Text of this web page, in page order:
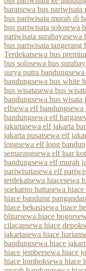
baratsewa bus pariwisata
bus pariwisata murah di
bus pariwisata solosewa
pariwisata surabayasewa
bus pariwisata tangerang
Terdekatsewa bus
bus solosewa bus
surya putra bandung
bandungsewa bus white
bus wisatasewa bus
bandungsewa bus wisata
elfsewa elf bandungsewa
bandungsewa elf harga
jakartasewa elf jakarta
jakarta pusatsewa elf
longsewa elf long
semarangsewa elf luar
bandungsewa elf murah
pariwisatasewa elf
terdekatsewa hiacesewa
soekarno hattasewa
hiace bandung
hiace bekasisewa hiace
blitarsewa hiace bogor
cilacapsewa hiace depok
jakartasewa hiace harian
bandungsewa hiace
hiace jembersewa hiace
hiace lomboksewa hiace